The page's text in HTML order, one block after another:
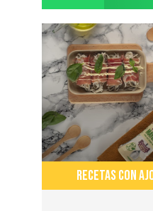
RECETAS CON